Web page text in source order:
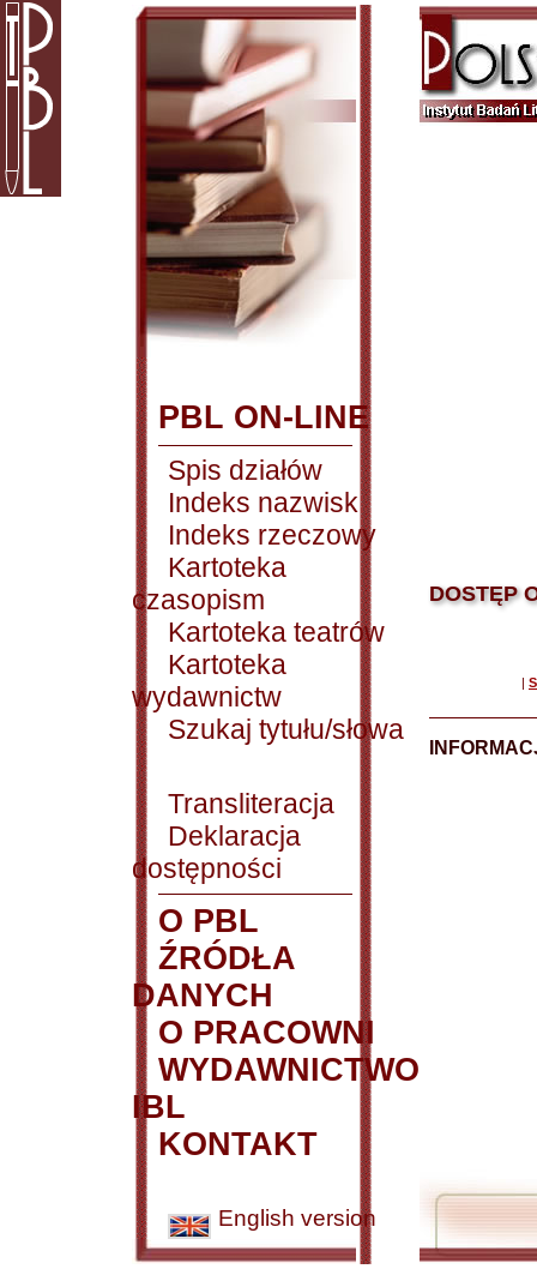
PBL ON-LINE
Spis działów
Indeks nazwisk
Indeks rzeczowy
Kartoteka
czasopism
Kartoteka teatrów
Kartoteka
wydawnictw
Szukaj tytułu/słowa
Transliteracja
Deklaracja
dostępności
O PBL
ŹRÓDŁA
DANYCH
O PRACOWNI
WYDAWNICTWO
IBL
KONTAKT
English version
DOSTĘP
|